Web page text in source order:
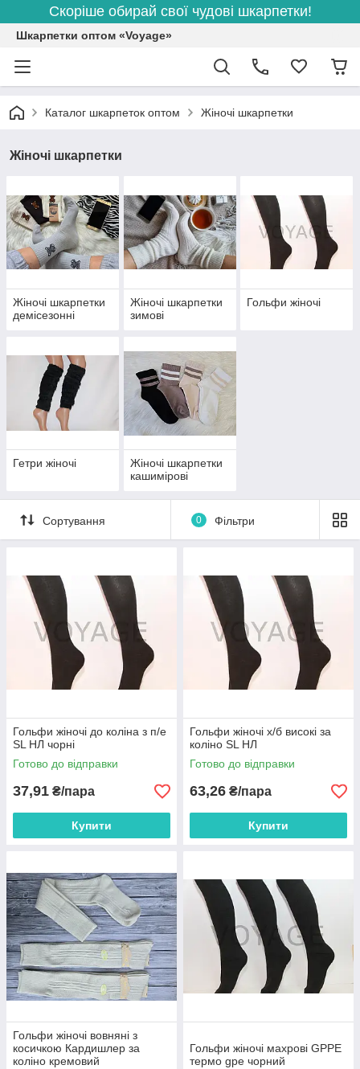
Скоріше обирай свої чудові шкарпетки!
Шкарпетки оптом «Voyage»
Каталог шкарпеток оптом Жіночі шкарпетки
Жіночі шкарпетки
Жіночі шкарпетки
демісезонні
Жіночі шкарпетки
зимові
Гольфи жіночі
Гетри жіночі
Жіночі шкарпетки
кашимірові
Сортування 0 Фільтри
Гольфи жіночі до коліна з п/е
SL НЛ чорні
Готово до відправки
37,91 ₴/пара
Купити
Гольфи жіночі х/б високі за
коліно SL НЛ
Готово до відправки
63,26 ₴/пара
Купити
Гольфи жіночі вовняні з
косичкою Кардишлер за
коліно кремовий
Гольфи жіночі махрові GPPE
термо gpe чорний